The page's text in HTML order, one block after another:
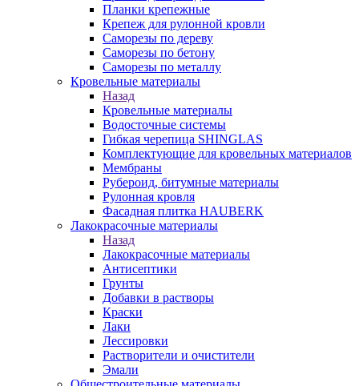
Планки крепежные
Крепеж для рулонной кровли
Саморезы по дереву
Саморезы по бетону
Саморезы по металлу
Кровельные материалы
Назад
Кровельные материалы
Водосточные системы
Гибкая черепица SHINGLAS
Комплектующие для кровельных материалов
Мембраны
Рубероид, битумные материалы
Рулонная кровля
Фасадная плитка HAUBERK
Лакокрасочные материалы
Назад
Лакокрасочные материалы
Антисептики
Грунты
Добавки в растворы
Краски
Лаки
Лессировки
Растворители и очистители
Эмали